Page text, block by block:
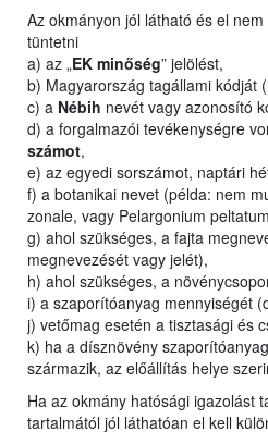
Az okmányon jól látható és el
tüntetni
a) az „EK minőség” jelölést,
b) Magyarország tagállami kódját (
c) a Nébih nevét vagy azonosító
d) a forgalmazói tevékenységre
számot,
e) az egyedi sorszámot, naptári
f) a botanikai nevet (példa: nem
zonale, vagy Pelargonium
g) ahol szükséges, a fajta
megnevezését vagy jelét),
h) ahol szükséges, a
i) a szaporítóanyag mennyiségét
j) vetőmag esetén a tisztasági és
k) ha a dísznövény
származik, az előállítás helye
Ha az okmány hatósági igazolást
tartalmától jól láthatóan el kell